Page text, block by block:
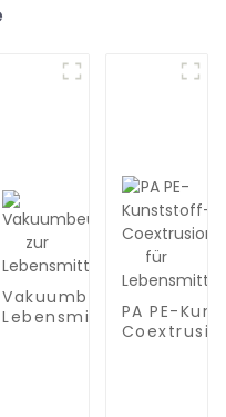
7/9-
Vakuumbeutel zur
PA PE-